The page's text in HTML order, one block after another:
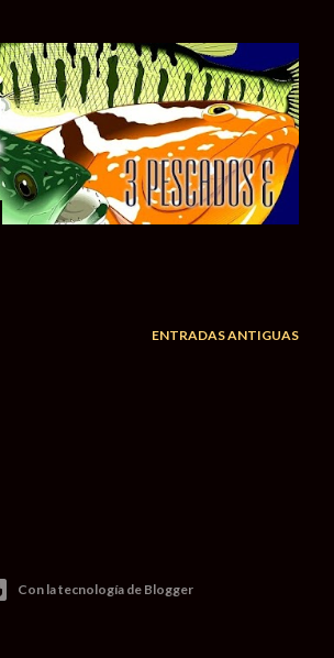
ENTRADAS ANTIGUAS
Con la tecnología de Blogger